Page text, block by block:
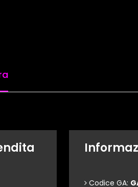
Codice GA: